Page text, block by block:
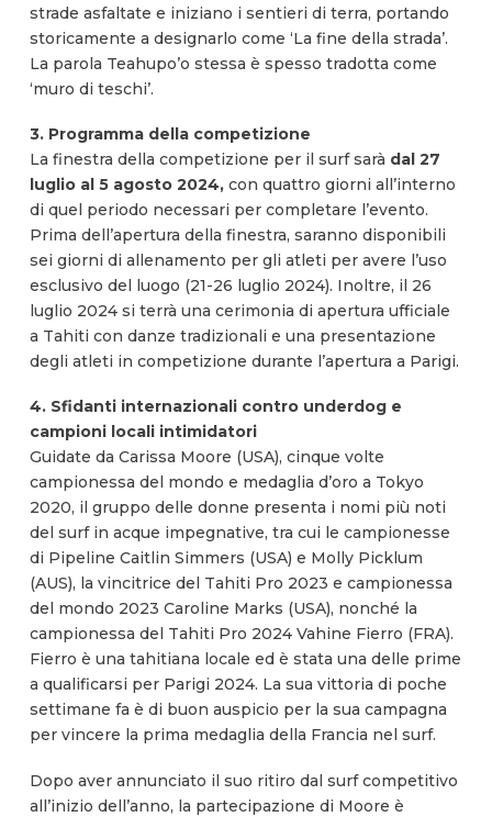
strade asfaltate e iniziano i sentieri di terra, portando
storicamente a designarlo come ‘La fine della strada’.
La parola Teahupo’o stessa è spesso tradotta come
‘muro di teschi’.
3. Programma della competizione
La finestra della competizione per il surf sarà dal 27
luglio al 5 agosto 2024,con quattro giorni all’interno
di quel periodo necessari per completare l’evento.
Prima dell’apertura della finestra, saranno disponibili
sei giorni di allenamento per gli atleti per avere l’uso
esclusivo del luogo (21-26 luglio 2024). Inoltre, il 26
luglio 2024 si terrà una cerimonia di apertura ufficiale
a Tahiti con danze tradizionali e una presentazione
degli atleti in competizione durante l’apertura a Parigi.
4. Sfidanti internazionali contro underdog e
campioni locali intimidatori
Guidate da Carissa Moore (USA), cinque volte
campionessa del mondo e medaglia d’oro a Tokyo
2020, il gruppo delle donne presenta i nomi più noti
del surf in acque impegnative, tra cui le campionesse
di Pipeline Caitlin Simmers (USA) e Molly Picklum
(AUS), la vincitrice del Tahiti Pro 2023 e campionessa
del mondo 2023 Caroline Marks (USA), nonché la
campionessa del Tahiti Pro 2024 Vahine Fierro (FRA).
Fierro è una tahitiana locale ed è stata una delle prime
a qualificarsi per Parigi 2024. La sua vittoria di poche
settimane fa è di buon auspicio per la sua campagna
per vincere la prima medaglia della Francia nel surf.
Dopo aver annunciato il suo ritiro dal surf competitivo
all’inizio dell’anno, la partecipazione di Moore è